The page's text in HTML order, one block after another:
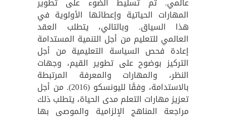
المهارات الحياتية وإعطائها الأولوية في
هذا السياق. وبالتالي، يتطلب العقد
العالمي للتعليم من أجل التنمية المستدامة
إعادة فحص السياسة التعليمية من أجل
التركيز بوضوح على تطوير القيم، وجهات
النظر، والمهارات والمعرفة المرتبطة
بالاستدامة، وفقًا لليونسكو (2016). من أجل
تعزيز مهارات التعلم مدى الحياة، يتطلب ذلك
مراجعة المناهج الإلزامية والموصى بها